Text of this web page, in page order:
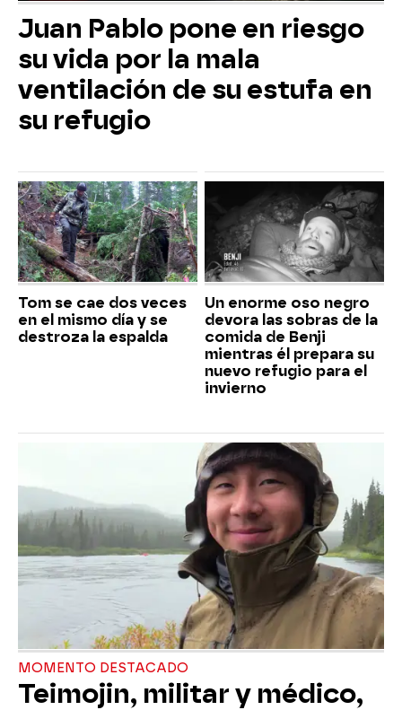
Juan Pablo pone en riesgo
su vida por la mala
ventilación de su estufa en
su refugio
Tom se cae dos veces
en el mismo día y se
destroza la espalda
Un enorme oso negro
devora las sobras de la
comida de Benji
mientras él prepara su
nuevo refugio para el
invierno
MOMENTO DESTACADO
Teimojin, militar y médico,